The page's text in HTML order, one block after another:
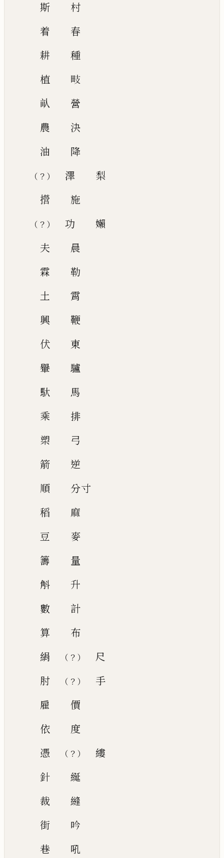
斯
村
着
春
耕
種
植
𭻁
畒
營
農
決
油
降
（ ？ ） 澤
梨
攚
施
（ ？ ） 功
嬾
夫
晨
霖
勒
土
霄
興
鞭
伏
東
轝
驢
馱
馬
乘
排
槊
弓
箭
逆
順
分寸
稻
麻
豆
麥
籌
量
斛
升
數
計
算
布
絹
（ ？ ）
尺
肘
（ ？ ）
手
雇
價
依
度
憑
（ ？ ）
縷
針
綖
裁
縫
街
吟
巷
吼